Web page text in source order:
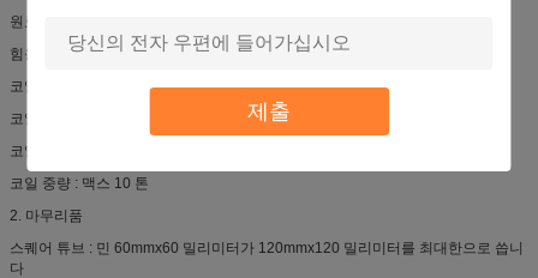
제출
원료 : 탄소강, 춥거나 뜨거운 굴려진 프리 슬릿 초박판 코일
힘을 만드세요 : 350 MPa를 최대한으로 쓰세요
코일폭 : 240 밀리미터 - 480 밀리미터
코일 우안 : 1300 밀리미터 -2200 밀리미터
코일 I.D : 508mm-610 mm-760mm
코일 중량 : 맥스 10 톤
2. 마무리품
스퀘어 튜브 : 민 60mmx60 밀리미터가 120mmx120 밀리미터를 최대한으로 씁니
다